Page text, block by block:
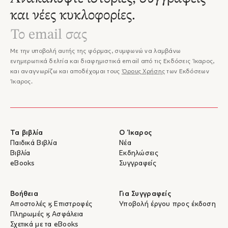
και νέες κυκλοφορίες.
Με την υποβολή αυτής της φόρμας, συμφωνώ να λαμβάνω
ενημερωτικά δελτία και διαφημιστικά email από τις Εκδόσεις Ίκαρος,
και αναγνωρίζω και αποδέχομαι τους Όρους Χρήσης των Εκδόσεων
Ίκαρος.
Τα βιβλία
Παιδικά Βιβλία
Βιβλία
eBooks
Ο Ίκαρος
Νέα
Εκδηλώσεις
Συγγραφείς
Βοήθεια
Αποστολές & Επιστροφές
Πληρωμές & Ασφάλεια
Σχετικά με τα eBooks
Για Συγγραφείς
Υποβολή έργου προς έκδοση